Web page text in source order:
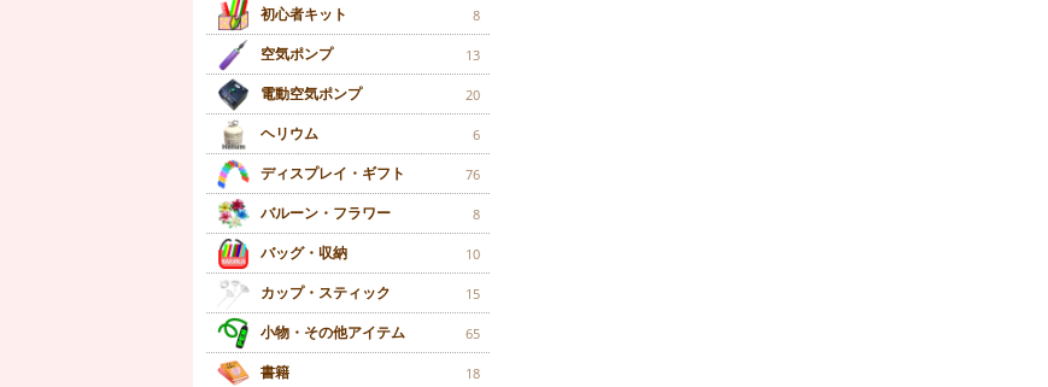
初心者キット 8
空気ポンプ 13
電動空気ポンプ 20
ヘリウム 6
ディスプレイ・ギフト 76
バルーン・フラワー 8
バッグ・収納 10
カップ・スティック 15
小物・その他アイテム 65
書籍 18